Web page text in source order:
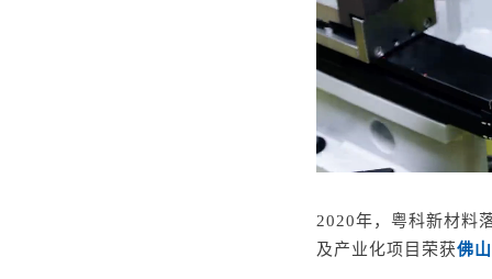
2020年， 粤科新材料
及产业化项目荣获佛